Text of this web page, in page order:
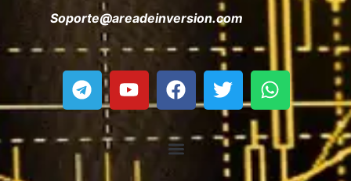
Soporte@areadeinversion.com